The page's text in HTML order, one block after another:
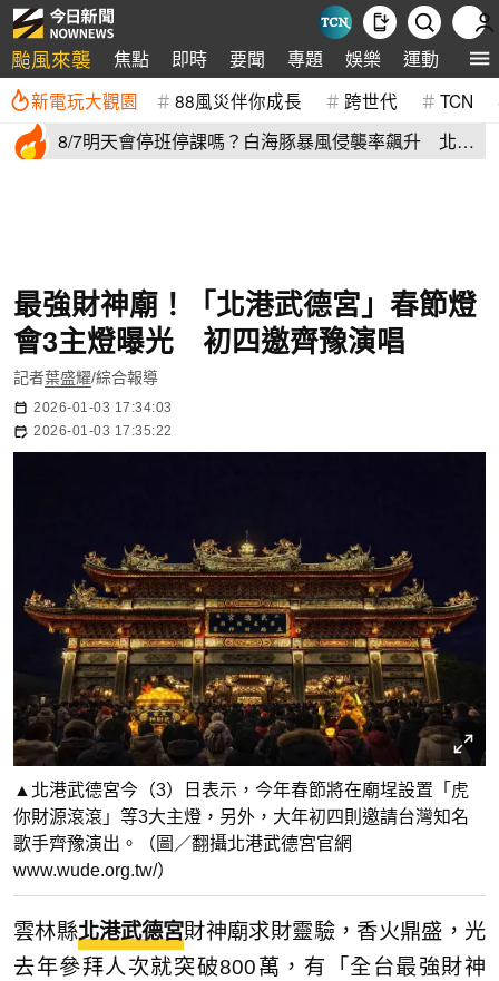
颱風來襲 焦點 即時 要聞 專題 娛樂 運動 全球
新電玩大觀園 88風災伴你成長 跨世代 TCN
8/7明天會停班停課嗎？白海豚暴風侵襲率飆升 北北
最強財神廟！「北港武德宮」春節燈
會3主燈曝光 初四邀齊豫演唱
記者葉盛耀/綜合報導
2026-01-03 17:34:03
2026-01-03 17:35:22
▲北港武德宮今（3）日表示，今年春節將在廟埕設置「虎
你財源滾滾」等3大主燈，另外，大年初四則邀請台灣知名
歌手齊豫演出。（圖／翻攝北港武德宮官網
www.wude.org.tw/）
雲林縣北港武德宮財神廟求財靈驗，香火鼎盛，光
去年參拜人次就突破800萬，有「全台最強財神